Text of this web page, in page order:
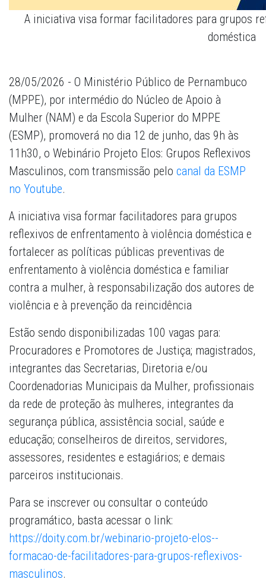
A iniciativa visa formar facilitadores para grupos
doméstica
28/05/2026 - O Ministério Público de Pernambuco
(MPPE), por intermédio do Núcleo de Apoio à
Mulher (NAM) e da Escola Superior do MPPE
(ESMP), promoverá no dia 12 de junho, das 9h às
11h30, o Webinário Projeto Elos: Grupos Reflexivos
Masculinos, com transmissão pelo canal da ESMP
no Youtube.
A iniciativa visa formar facilitadores para grupos
reflexivos de enfrentamento à violência doméstica e
fortalecer as políticas públicas preventivas de
enfrentamento à violência doméstica e familiar
contra a mulher, à responsabilização dos autores de
violência e à prevenção da reincidência
Estão sendo disponibilizadas 100 vagas para:
Procuradores e Promotores de Justiça; magistrados,
integrantes das Secretarias, Diretoria e/ou
Coordenadorias Municipais da Mulher, profissionais
da rede de proteção às mulheres, integrantes da
segurança pública, assistência social, saúde e
educação; conselheiros de direitos, servidores,
assessores, residentes e estagiários; e demais
parceiros institucionais.
Para se inscrever ou consultar o conteúdo
programático, basta acessar o link:
https://doity.com.br/webinario-projeto-elos--
formacao-de-facilitadores-para-grupos-reflexivos-
masculinos.